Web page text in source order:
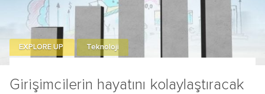
Girişimcilerin hayatını kolaylaştıracak
EXPLORE UP Teknoloji